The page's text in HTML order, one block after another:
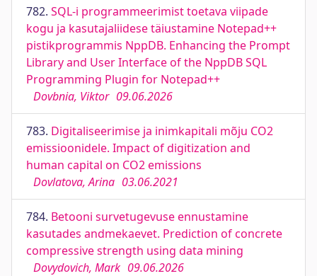
782. SQL-i programmeerimist toetava viipade
kogu ja kasutajaliidese täiustamine Notepad++
pistikprogrammis NppDB. Enhancing the Prompt
Library and User Interface of the NppDB SQL
Programming Plugin for Notepad++
Dovbnia, Viktor 09.06.2026
783. Digitaliseerimise ja inimkapitali mõju CO2
emissioonidele. Impact of digitization and
human capital on CO2 emissions
Dovlatova, Arina 03.06.2021
784. Betooni survetugevuse ennustamine
kasutades andmekaevet. Prediction of concrete
compressive strength using data mining
Dovydovich, Mark 09.06.2026